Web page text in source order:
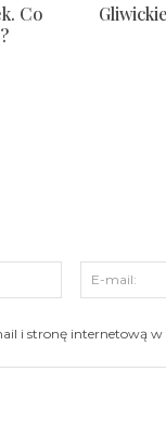
Co
Podpis:
i stronę internetową